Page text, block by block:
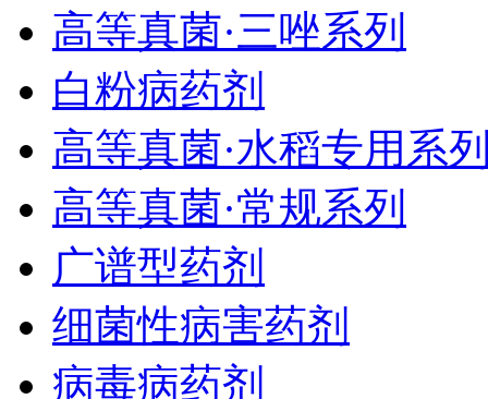
高等真菌·三唑系列
白粉病药剂
高等真菌·水稻专用系
高等真菌·常规系列
广谱型药剂
细菌性病害药剂
病毒病药剂